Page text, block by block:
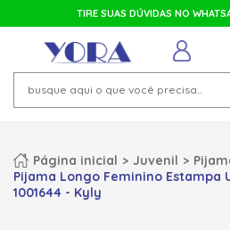
TIRE SUAS DÚVIDAS NO
Página inicial Juvenil
Pijama Longo Feminino Estampa
1001644 - Kyly